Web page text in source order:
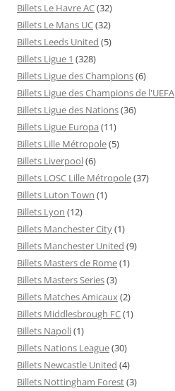
Billets Le Havre AC(32)
Billets Le Mans UC(32)
Billets Leeds United (5)
Billets Ligue 1 (328)
Billets Ligue des Champions(6)
Billets Ligue des Champions de l'UEFA
Billets Ligue des Nations(36)
Billets Ligue Europa (11)
Billets Lille Métropole(5)
Billets Liverpool(6)
Billets LOSC Lille Métropole(37)
Billets Luton Town (1)
Billets Lyon (12)
Billets Manchester City(1)
Billets Manchester United (9)
Billets Masters de Rome(1)
Billets Masters Series(3)
Billets Matches Amicaux(2)
Billets Middlesbrough FC(1)
Billets Napoli(1)
Billets Nations League(30)
Billets Newcastle United (4)
Billets Nottingham Forest(3)